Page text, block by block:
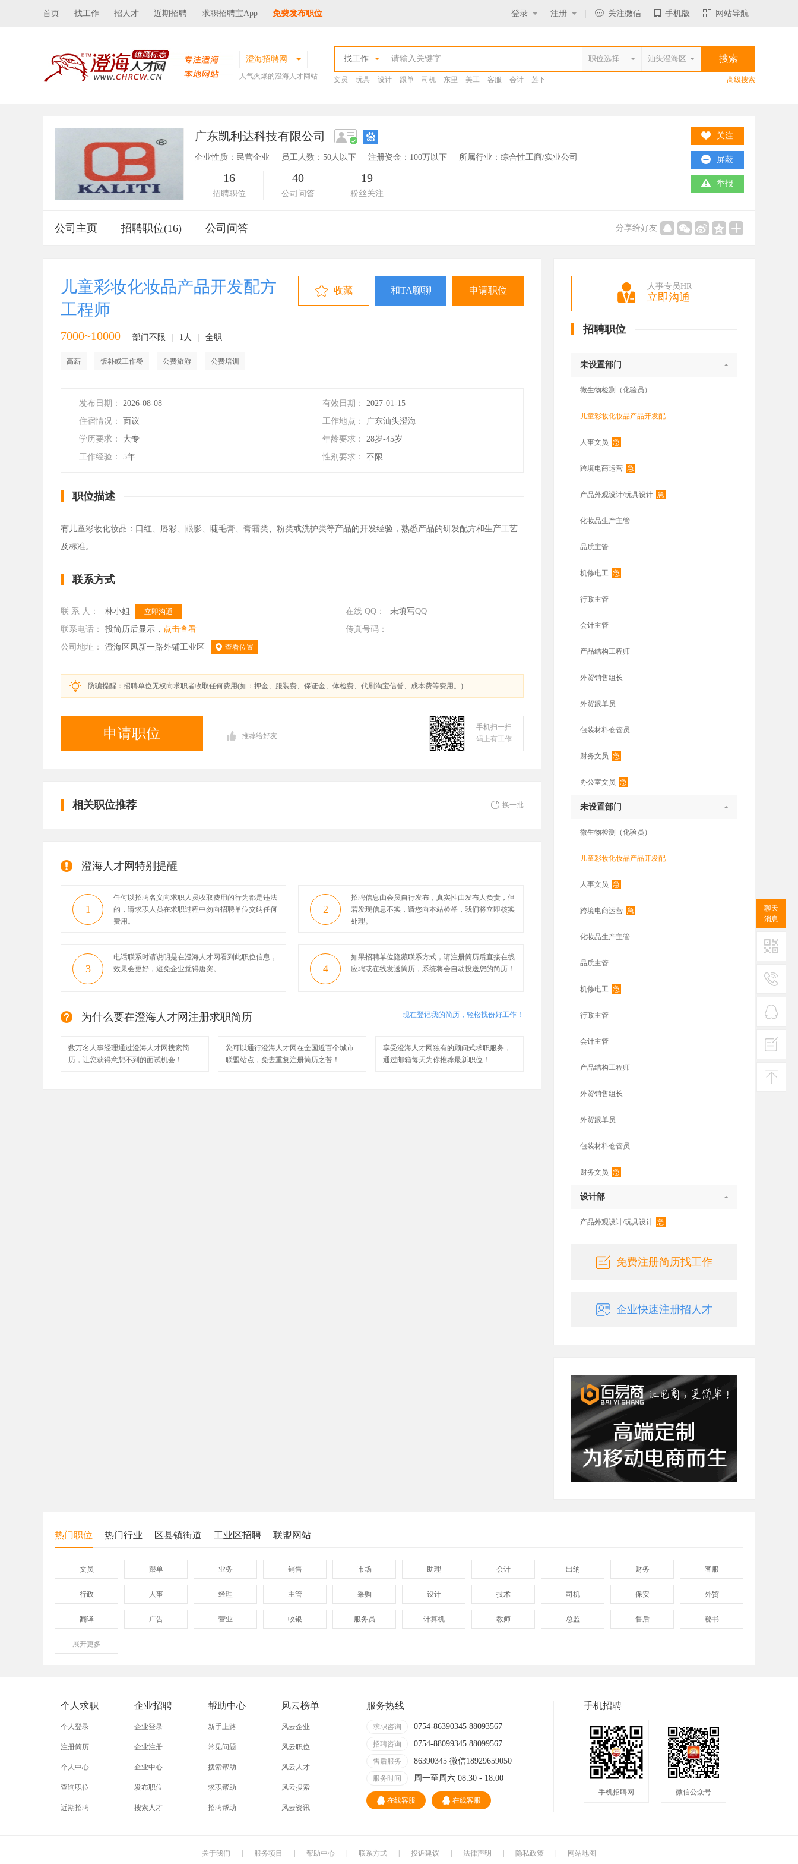
首页 找工作 招人才 近期招聘 求职招聘宝App 免费发布职位 登录 注册 关注微信 手机版 网站导航
澄海招聘网
人气火爆的澄海人才网站
找工作
文员 玩具 设计 跟单 司机 东里 美工 客服 会计 莲下 高级搜索
广东凯利达科技有限公司
企业性质：民营企业 员工人数：50人以下 注册资金：100万以下 所属行业：综合性工商/实业公司
16
招聘职位
40
公司问答
19
粉丝关注
关注
屏蔽
举报
公司主页 招聘职位(16) 公司问答 分享给好友
儿童彩妆化妆品产品开发配方
工程师
7000~10000 部门不限 1人 全职
高薪 饭补或工作餐 公费旅游 公费培训
收藏 和TA聊聊 申请职位
发布日期： 2026-08-08 有效日期：
2027-01-15
住宿情况：
面议 工作地点：
广东汕头澄海
学历要求：
大专 年龄要求：
28岁-45岁
工作经验：
5年 性别要求： 不限
职位描述
有儿童彩妆化妆品：口红、唇彩、眼影、睫毛膏、膏霜类、粉类或洗护类等产品的开发经验，熟悉产品的研发配方和生产工艺
及标准。
联系方式
联 系 人： 林小姐 立即沟通 在线 QQ：
未填写QQ
联系电话：
投简历后显示， 点击查看
传真号码：
公司地址：
澄海区凤新一路外铺工业区 查看位置
防骗提醒：招聘单位无权向求职者收取任何费用(如：押金、服装费、保证金、体检费、代刷淘宝信誉、成本费等费用。)
申请职位 推荐给好友
手机扫一扫
码上有工作
相关职位推荐 换一批
澄海人才网特别提醒
1
任何以招聘名义向求职人员收取费用的行为都是违法
的，请求职人员在求职过程中勿向招聘单位交纳任何
费用。
2
招聘信息由会员自行发布，真实性由发布人负责，但
若发现信息不实，请您向本站检举，我们将立即核实
处理。
3
电话联系时请说明是在澄海人才网看到此职位信息，
效果会更好，避免企业觉得唐突。
4
如果招聘单位隐藏联系方式，请注册简历后直接在线
应聘或在线发送简历，系统将会自动投送您的简历！
为什么要在澄海人才网注册求职简历 现在登记我的简历，轻松找份好工作！
数万名人事经理通过澄海人才网搜索简
历，让您获得意想不到的面试机会！
您可以通行澄海人才网在全国近百个城市
联盟站点，免去重复注册简历之苦！
享受澄海人才网独有的顾问式求职服务，
通过邮箱每天为你推荐最新职位！
人事专员HR
立即沟通
招聘职位
未设置部门
微生物检测（化验员）
儿童彩妆化妆品产品开发配
人事文员 急
跨境电商运营 急
产品外观设计/玩具设计 急
化妆品生产主管
品质主管
机修电工 急
行政主管
会计主管
产品结构工程师
外贸销售组长
外贸跟单员
包装材料仓管员
财务文员 急
办公室文员 急
未设置部门
微生物检测（化验员）
儿童彩妆化妆品产品开发配
人事文员 急
跨境电商运营 急
化妆品生产主管
品质主管
机修电工 急
行政主管
会计主管
产品结构工程师
外贸销售组长
外贸跟单员
包装材料仓管员
财务文员 急
设计部
产品外观设计/玩具设计 急
免费注册简历找工作
企业快速注册招人才
热门职位 热门行业 区县镇街道 工业区招聘 联盟网站
文员 跟单 业务 销售 市场 助理 会计 出纳 财务 客服
行政 人事 经理 主管 采购 设计 技术 司机 保安 外贸
翻译 广告 营业 收银 服务员 计算机 教师 总监 售后 秘书
保险
展开更多
个人求职
个人登录
注册简历
个人中心
查询职位
近期招聘
企业招聘
企业登录
企业注册
企业中心
发布职位
搜索人才
帮助中心
新手上路
常见问题
搜索帮助
求职帮助
招聘帮助
风云榜单
风云企业
风云职位
风云人才
风云搜索
风云资讯
服务热线
求职咨询 0754-86390345 88093567
招聘咨询 0754-88099345 88099567
售后服务 86390345 微信18929659050
服务时间 周一至周六 08:30 - 18:00
在线客服 在线客服
手机招聘
手机招聘网 微信公众号
关于我们 服务项目 帮助中心 联系方式 投诉建议 法律声明 隐私政策 网站地图
聊天
消息
二维码
热线
客服
建议